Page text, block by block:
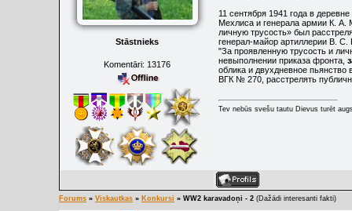
Stāstnieks
Komentāri: 13176
11 сентября 1941 года в
Мехлиса и генерала армии К. А.
личную трусость» был
генерал-майор артиллерии В.
"За проявленную трусость и
невыполнении приказа фронта,
облика и двухдневное
ВГК № 270, расстрелять
Tev nebūs svešu tautu Dievus turēt
Forums » Viskautkas » Konkursi » WW2 karavadoņi - 2 (Dažādi interesanti fakti)